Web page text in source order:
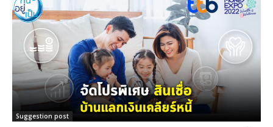
Suggestion post